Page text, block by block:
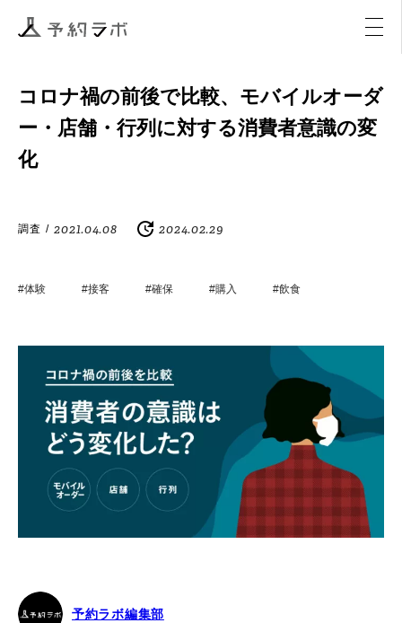
アクティビティ
コロナ禍の前後で比較、モバイルオーダ
ー・店舗・行列に対する消費者意識の変
化
調査 / 2021.04.08 2024.02.29
#体験 #接客 #確保 #購入 #飲食
予約ラボ編集部